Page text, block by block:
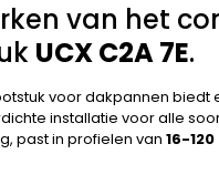
van het
UCX C2A 7E.
voor dakpannen biedt
installatie voor alle
past in profielen van 16-